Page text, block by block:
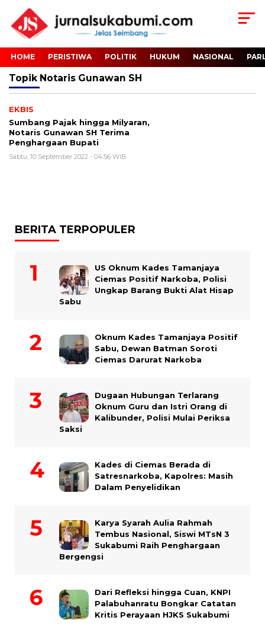
HOME PERISTIWA POLITIK HUKUM NASIONAL
Topik Notaris Gunawan SH
EKBIS
Sumbang Pajak hingga Milyaran,
Notaris Gunawan SH Terima
Penghargaan Bupati
Sabtu, 10 September 2022 - 04:56 WIB
BERITA TERPOPULER
US Oknum Kades Tamanjaya
Ciemas Positif Narkoba, Polisi
Ungkap Barang Bukti Alat Hisap
Sabu
Oknum Kades Tamanjaya Positif
Sabu, Dewan Batman Soroti
Ciemas Darurat Narkoba
Dugaan Hubungan Terlarang
Oknum Guru dan Istri Orang di
Kalibunder, Polisi Mulai Periksa
Saksi
Kades di Ciemas Berada di
Satresnarkoba, Kapolres: Masih
Dalam Penyelidikan
Karya Syarah Aulia Rahmah
Tembus Nasional, Siswi MTsN 3
Sukabumi Raih Penghargaan
Bergengsi
Dari Refleksi hingga Cuan, KNPI
Palabuhanratu Bongkar Catatan
Kritis Perayaan HJKS Sukabumi